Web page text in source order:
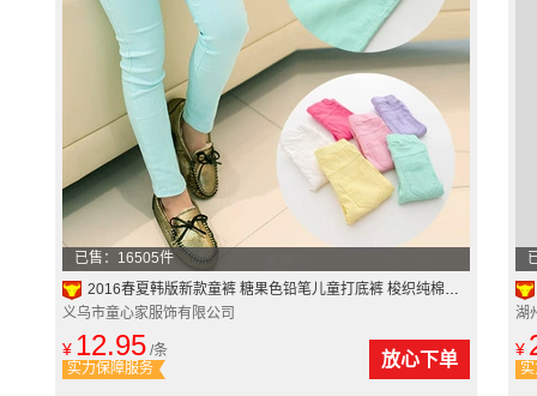
已售：16505件
2016春夏韩版新款童裤 糖果色铅笔儿童打底裤 梭织纯棉女童九分裤
义乌市童心家服饰有限公司
¥ 12.95 /条
实力保障服务
放心下单
湖
¥